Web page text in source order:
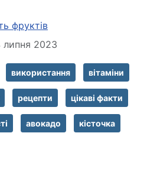
фруктів
липня 2023
використання вітаміни
рецепти цікаві факти
авокадо кісточка